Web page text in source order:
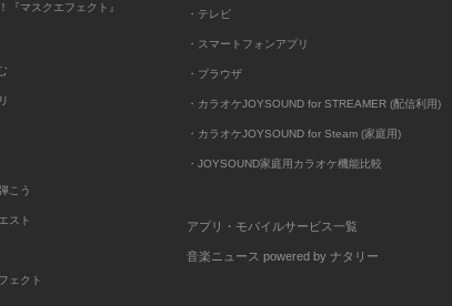
『マスクエフェクト』
こう
スト
ェクト
・テレビ
・スマートフォンアプリ
・ブラウザ
・カラオケJOYSOUND for STREAMER (配信利用)
・カラオケJOYSOUND for Steam (家庭用)
・JOYSOUND家庭用カラオケ機能比較
アプリ・モバイルサービス一覧
音楽ニュース powered by ナタリー